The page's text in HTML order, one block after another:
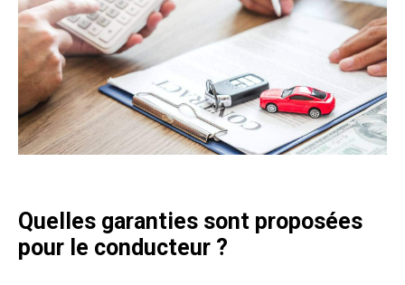
Quelles garanties sont proposées
pour le conducteur ?